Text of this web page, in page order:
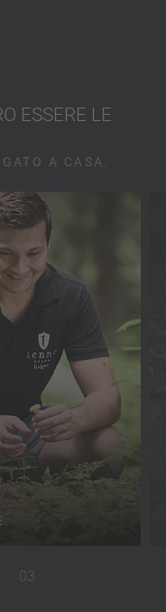
ESSERE LE
A CASA.
03